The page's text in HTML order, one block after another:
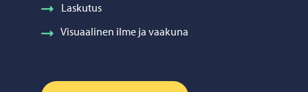
Laskutus
Visuaalinen ilme ja vaakuna